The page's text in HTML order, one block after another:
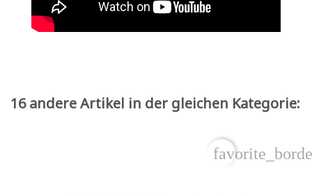
16 andere Artikel in der gleichen Kategorie: